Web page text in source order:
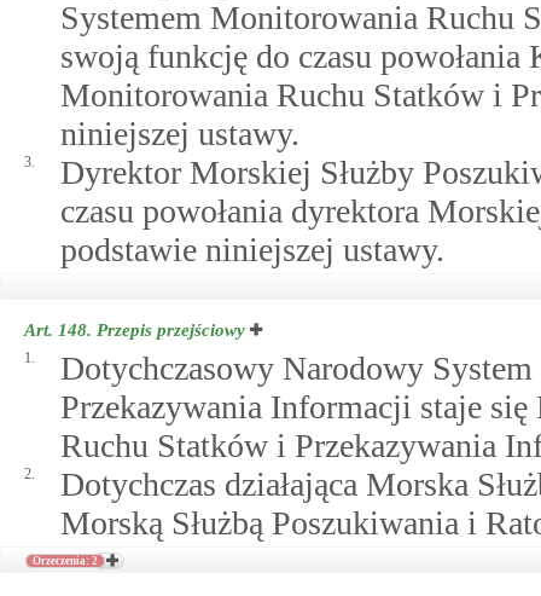
Systemem Monitorowania Ruchu
swoją funkcję do czasu
Monitorowania Ruchu Statków i
niniejszej ustawy.
3.
Dyrektor Morskiej Służby
czasu powołania dyrektora
podstawie niniejszej ustawy.
Art. 148. Przepis przejściowy
1.
Dotychczasowy Narodowy
Przekazywania Informacji staje
Ruchu Statków i Przekazywania
2.
Dotychczas działająca Morska
Morską Służbą Poszukiwania i
Orzeczenia: 2